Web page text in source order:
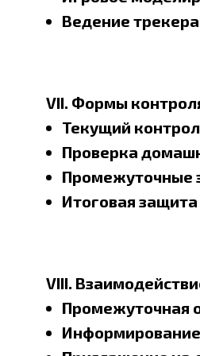
Ведение
VII. Формы
Текущий
Проверка
Промежуточные
Итоговая
VIII.
Промежуточная
Информирование